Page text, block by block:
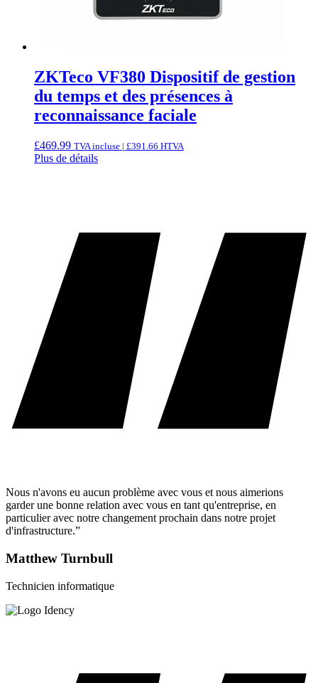
ZKTeco VF380 Dispositif de gestion
du temps et des présences à
reconnaissance faciale
£469.99 TVA incluse | £391.66 HTVA
Plus de détails
Nous n'avons eu aucun problème avec vous et nous aimerions
garder une bonne relation avec vous en tant qu'entreprise, en
particulier avec notre changement prochain dans notre projet
d'infrastructure.”
Matthew Turnbull
Technicien informatique